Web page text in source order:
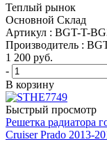
Теплый рынок
Основной Склад
Артикул : BGT-T-
Производитель :
1 200 руб.
-
В корзину
Быстрый просмотр
Решетка радиатора
Cruiser Prado 2013-